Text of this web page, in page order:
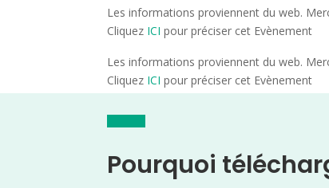
Les informations proviennent du web.
Cliquez ICI pour préciser cet Evènement
Les informations proviennent du web.
Cliquez ICI pour préciser cet Evènement
Pourquoi